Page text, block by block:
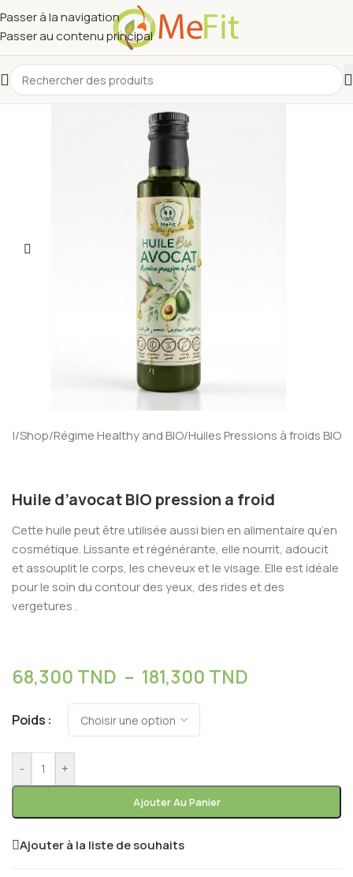
Passer à la navigation
Passer au contenu principal
/Shop/Régime Healthy and BIO/Huiles Pressions à froids BIO
Huile d’avocat BIO pression a froid
Cette huile peut être utilisée aussi bien en alimentaire qu’en
cosmétique. Lissante et régénérante, elle nourrit, adoucit
et assouplit le corps, les cheveux et le visage. Elle est idéale
pour le soin du contour des yeux, des rides et des
vergetures .
68,300 TND – 181,300 TND
Poids
- +
Ajouter Au Panier
Ajouter à la liste de souhaits